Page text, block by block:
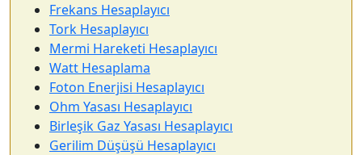
Frekans Hesaplayıcı
Tork Hesaplayıcı
Mermi Hareketi Hesaplayıcı
Watt Hesaplama
Foton Enerjisi Hesaplayıcı
Ohm Yasası Hesaplayıcı
Birleşik Gaz Yasası Hesaplayıcı
Gerilim Düşüşü Hesaplayıcı